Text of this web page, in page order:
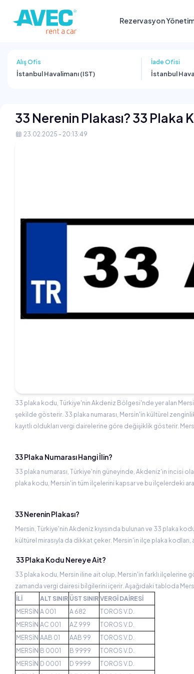
Rezervasyon
Alış Ofis
İstanbul Havalimanı (IST)
İade Ofisi
İstanbul
33 Nerenin Plakası? 33 Plaka
23.02.2025 - 20:13:49
33 plaka kodu, Türkiye'nin Akdeniz Bölgesi'nde yer alan
şekilde gösterir. 33 plaka numarası, Mersin'in kültürel
kayıtlı oldukları vergi dairelerine göre değişiklik gösterir.
33 Plaka Numarası Hangi İlin?
33 plaka numarası, Türkiye'nin güneyinde, Akdeniz'in incisi
plaka kodu, Mersin'in tüm ilçelerini kapsar ve bu ilçelerdeki
33 Nerenin Plakası?
Mersin, Türkiye'nin Akdeniz kıyısında bulunan ve 33 plaka
kültürel mirasıyla da dikkat çeker. Mersin'in ilçe plaka
33 Plaka Kodu Nereye Ait?
33 plaka kodu, Mersin iline ait olup, Mersin'in farklı ilçelerine
zamanda vergi dairesi bilgilerini içerir. Aşağıdaki tabloda
İLİ
ALT SINIR ÜST SINIR VERGİ DAİRESİ
MERSİN A 001 A 682
TOROS V.D.
MERSİN AC 001 AZ 999
TOROS V.D.
MERSİN AAB 01 AAB 99
TOROS V.D.
MERSİN B 0001 B 9999
TOROS V.D.
MERSİN D 0001 D 9999
TOROS V.D.